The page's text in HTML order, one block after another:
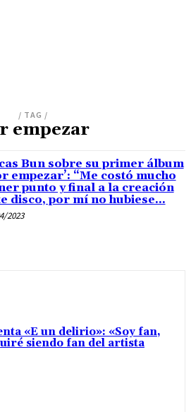
/ TAG /
empezar
Bun sobre su primer álbum
empezar’: “Me costó mucho
punto y final a la creación
disco, por mí no hubiese...
2023
«E un delirio»: «Soy fan,
siendo fan del artista